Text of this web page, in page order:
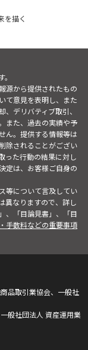
を描く
源から提供されたもの
て意見を表明し、また
デリバティブ取引、
また、過去の実績や予
ん。提供する情報等は
除されることがござい
った行動の結果に対し
定は、お客様ご自身の
等について言及してい
異なりますので、詳し
、「目論見書」、「目
手数料などの重要事項
品取引業協会、一般社
般社団法人 資産運用業